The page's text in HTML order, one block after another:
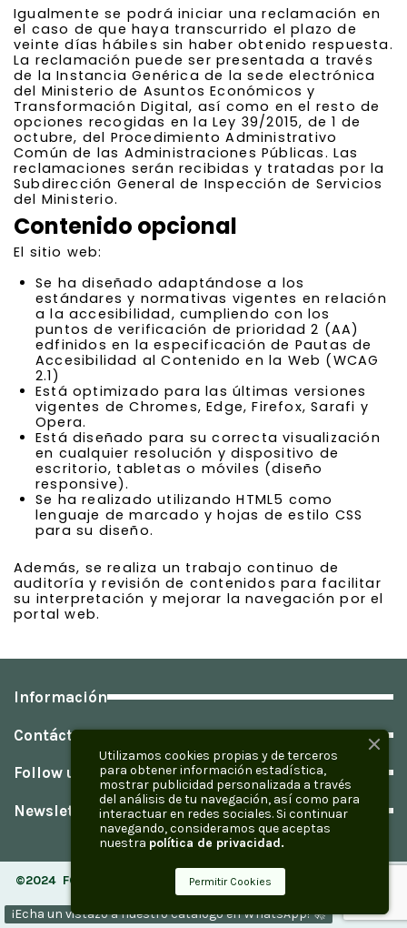
Igualmente se podrá iniciar una reclamación en
el caso de que haya transcurrido el plazo de
veinte días hábiles sin haber obtenido respuesta.
La reclamación puede ser presentada a través
de la Instancia Genérica de la sede electrónica
del Ministerio de Asuntos Económicos y
Transformación Digital, así como en el resto de
opciones recogidas en la Ley 39/2015, de 1 de
octubre, del Procedimiento Administrativo
Común de las Administraciones Públicas. Las
reclamaciones serán recibidas y tratadas por la
Subdirección General de Inspección de Servicios
del Ministerio.
Contenido opcional
El sitio web:
Se ha diseñado adaptándose a los
estándares y normativas vigentes en relación
a la accesibilidad, cumpliendo con los
puntos de verificación de prioridad 2 (AA)
edfinidos en la especificación de Pautas de
Accesibilidad al Contenido en la Web (WCAG
2.1)
Está optimizado para las últimas versiones
vigentes de Chromes, Edge, Firefox, Sarafi y
Opera.
Está diseñado para su correcta visualización
en cualquier resolución y dispositivo de
escritorio, tabletas o móviles (diseño
responsive).
Se ha realizado utilizando HTML5 como
lenguaje de marcado y hojas de estilo CSS
para su diseño.
Además, se realiza un trabajo continuo de
auditoría y revisión de contenidos para facilitar
su interpretación y mejorar la navegación por el
portal web.
Información
Contáctanos
¡Echa un vistazo a nuestro catálogo en WhatsApp! 🚀
Follow us
Newsletter
©2024 FOOD AND BASQUE SL|Todos los derechos reservados |
Infoser|
Utilizamos cookies propias y de terceros
para obtener información estadística,
mostrar publicidad personalizada a través
del análisis de tu navegación, así como para
interactuar en redes sociales. Si continuar
navegando, consideramos que aceptas
nuestra política de privacidad.
Permitir Cookies